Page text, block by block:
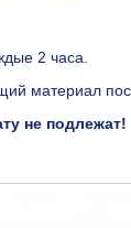
2 часа.
материал
не подлежат!